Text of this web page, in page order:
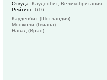
Откуда: Кауденбит, Великобритания
Рейтинг: 616
Кауденбит (Шотландия)
Монжоли (Гвиана)
Навад (Иран)